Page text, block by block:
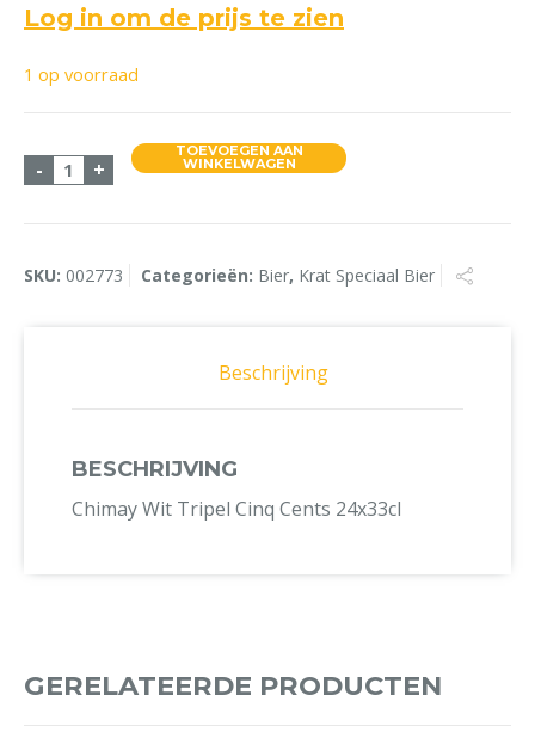
Log in om de prijs te zien
1 op voorraad
- Chimay Wit Tripel Cinq Cents 24x33cl aantal
+
TOEVOEGEN AAN
WINKELWAGEN
SKU: 002773 Categorieën: Bier, Krat Speciaal Bier
Beschrijving
BESCHRIJVING
Chimay Wit Tripel Cinq Cents 24x33cl
GERELATEERDE PRODUCTEN